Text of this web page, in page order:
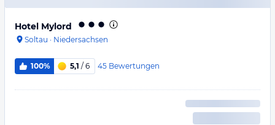
Hotel Mylord
Soltau · Niedersachsen
100% 5,1 / 6 45 Bewertungen